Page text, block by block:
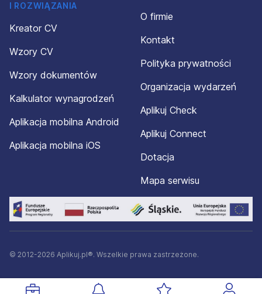
I ROZWIĄZANIA
Kreator CV
Wzory CV
Wzory dokumentów
Kalkulator wynagrodzeń
Aplikacja mobilna Android
Aplikacja mobilna iOS
O firmie
Kontakt
Polityka prywatności
Organizacja wydarzeń
Aplikuj Check
Aplikuj Connect
Dotacja
Mapa serwisu
© 2012-2026 Aplikuj.pl®. Wszelkie prawa zastrzeżone.